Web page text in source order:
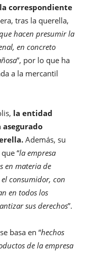
correspondiente
tras la querella,
hacen presumir la
en concreto
”, por lo que ha
a la mercantil
la entidad
asegurado
Además, su
“la empresa
en materia de
consumidor, con
en todos los
sus derechos”.
basa en “hechos
de la empresa